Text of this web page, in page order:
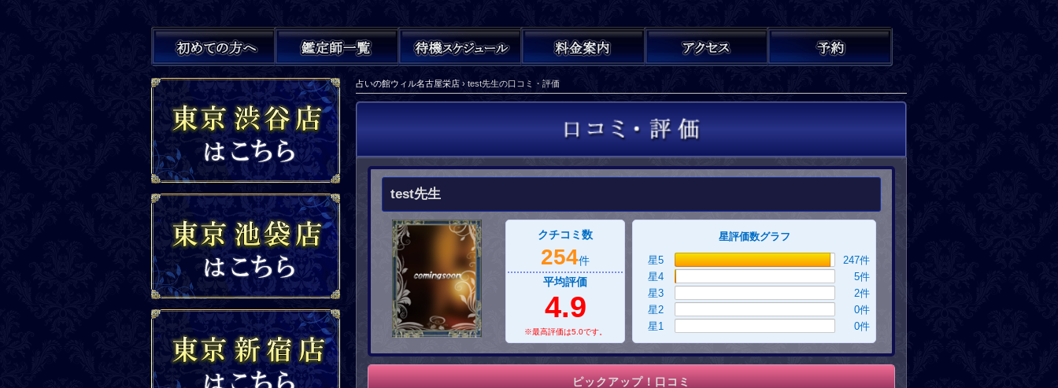
占いの館ウィル名古屋栄店 › test先生の口コミ・評価
test先生
クチコミ数
254件
平均評価
4.9
※最高評価は5.0です。
星評価数グラフ
星5
247件
星4
5件
星3
2件
星2
0件
星1
0件
ピックアップ！口コミ